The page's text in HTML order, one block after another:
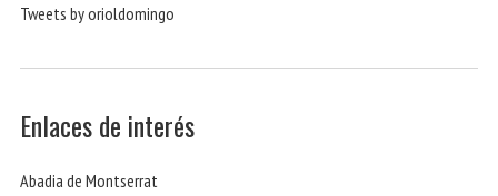
Tweets by orioldomingo
Enlaces de interés
Abadia de Montserrat